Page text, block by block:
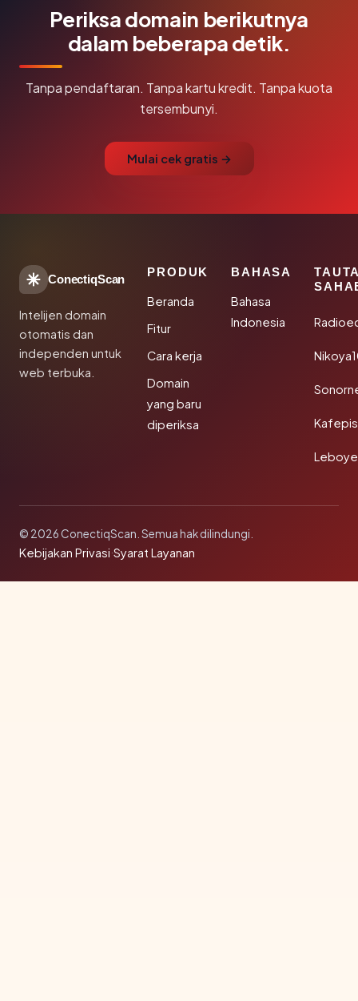
Periksa domain berikutnya
dalam beberapa detik.
Tanpa pendaftaran. Tanpa kartu kredit. Tanpa kuota
tersembunyi.
Mulai cek gratis →
ConectiqScan
Intelijen domain
otomatis dan
independen untuk
web terbuka.
PRODUK
Beranda
Fitur
Cara kerja
Domain
yang baru
diperiksa
BAHASA
Bahasa
Indonesia
© 2026 ConectiqScan. Semua hak dilindungi.
Kebijakan Privasi·Syarat Layanan